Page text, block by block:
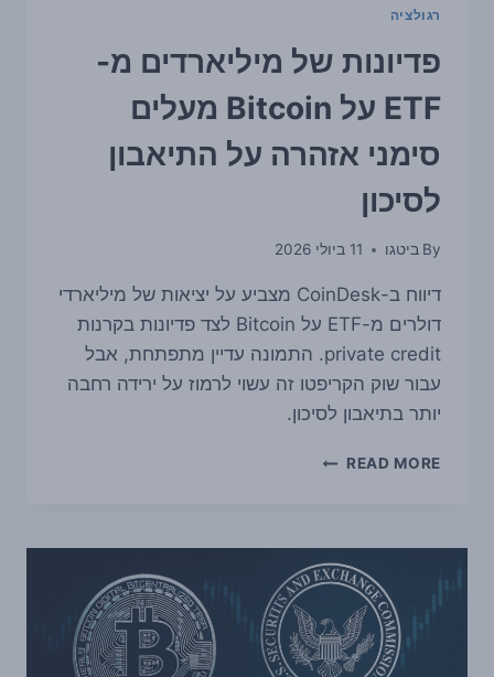
רגולציה
פדיונות של מיליארדים מ-
ETF על Bitcoin מעלים
סימני אזהרה על התיאבון
לסיכון
By ביטגו 11 ביולי 2026
דיווח ב-CoinDesk מצביע על יציאות של מיליארדי
דולרים מ-ETF על Bitcoin לצד פדיונות בקרנות
private credit. התמונה עדיין מתפתחת, אבל
עבור שוק הקריפטו זה עשוי לרמוז על ירידה רחבה
יותר בתיאבון לסיכון.
READ MORE פדיונות
ETF
על
BITCOIN
מעלים
סימני
אזהרה